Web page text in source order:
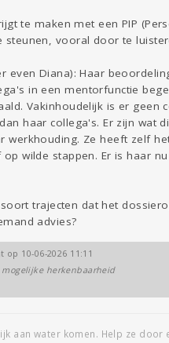
te maken met een PIP
vooral door te
even Diana): Haar
in een mentorfunctie
Vakinhoudelijk is er geen
haar collega's. Er zijn wat
werkhouding. Ze heeft zelf
wilde stappen. Er is haar
trajecten dat het
advies?
10-06-2026 11:11
herkenbaarheid
aan water komen. Help ze